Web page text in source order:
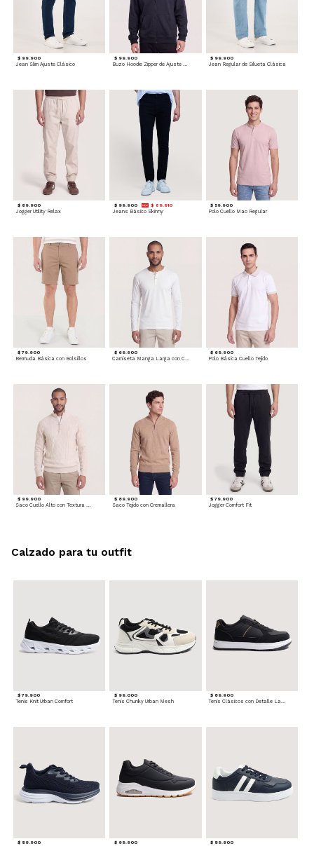
$ 99.900
Jean Slim Ajuste Clásico
$ 99.900
Buzo Hoodie Zipper de Ajuste Cómodo
$ 99.900
Jean Regular de Silueta Clásica
$ 89.900
Jogger Utility Relax
$ 99.900 $ 89.910
Jeans Básico Skinny
$ 59.900
Polo Cuello Mao Regular
$ 79.900
Bermuda Básica con Bolsillos
$ 69.900 $ 69.900
Polo Básica Cuello Tejido
$ 99.900
Saco Cuello Alto con Textura Trenzada
$ 89.900
Saco Tejido con Cremallera
$ 79.900
Jogger Comfort Fit
$ 79.900
Tenis Knit Urban Comfort
$ 99.000
Tenis Chunky Urban Mesh
$ 89.900
Tenis Clásicos con Detalle Lateral
$ 89.900 $ 99.900 $ 89.900
Calzado para tu outfit